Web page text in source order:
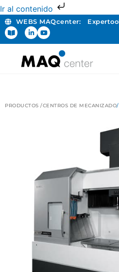
Ir al contenido
WEBS MAQcenter:
PRODUCTOS /CENTROS DE MECANIZADO/